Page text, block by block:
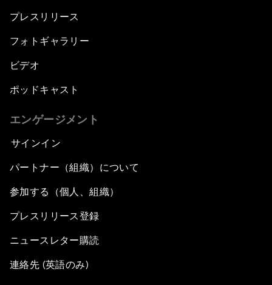
プレスリリース
フォトギャラリー
ビデオ
ポッドキャスト
エンゲージメント
サインイン
パートナー（組織）について
参加する（個人、組織）
プレスリリース登録
ニュースレター購読
連絡先 (英語のみ)